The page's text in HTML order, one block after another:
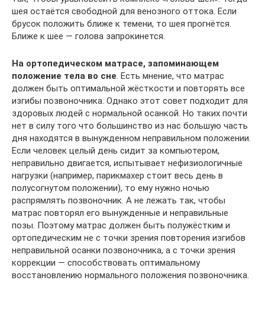
шея остаётся свободной для венозного оттока. Если
брусок положить ближе к темени, то шея прогнётся.
Ближе к шее — голова запрокинется.
На ортопедическом матрасе, запоминающем
положение тела во сне. Есть мнение, что матрас
должен быть оптимальной жёсткости и повторять все
изгибы позвоночника. Однако этот совет подходит для
здоровых людей с нормальной осанкой. Но таких почти
нет в силу того что большинство из нас большую часть
дня находятся в вынужденном неправильном положении.
Если человек целый день сидит за компьютером,
неправильно двигается, испытывает нефизиологичные
нагрузки (например, парикмахер стоит весь день в
полусогнутом положении), то ему нужно ночью
распрямлять позвоночник. А не лежать так, чтобы
матрас повторял его вынужденные и неправильные
позы. Поэтому матрас должен быть полужёстким и
ортопедическим не с точки зрения повторения изгибов
неправильной осанки позвоночника, а с точки зрения
коррекции — способствовать оптимальному
восстановлению нормального положения позвоночника.